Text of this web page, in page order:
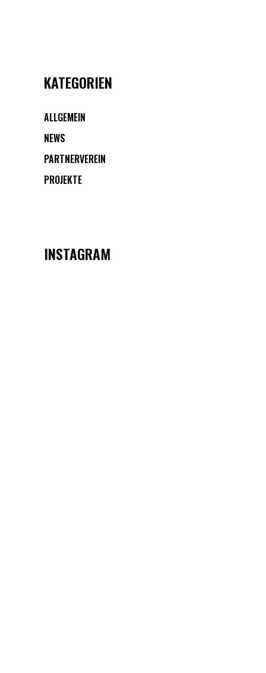
KATEGORIEN
ALLGEMEIN
NEWS
PARTNERVEREIN
PROJEKTE
INSTAGRAM